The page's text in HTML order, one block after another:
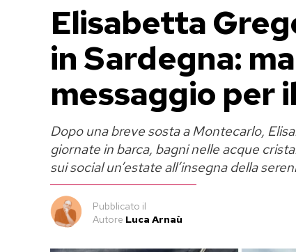
Elisabetta
in Sardegna:
messaggio per
Dopo una breve sosta a Montecarlo,
giornate in barca, bagni nelle acque
sui social un’estate all’insegna della
Pubblicato il
Autore Luca Arnaù